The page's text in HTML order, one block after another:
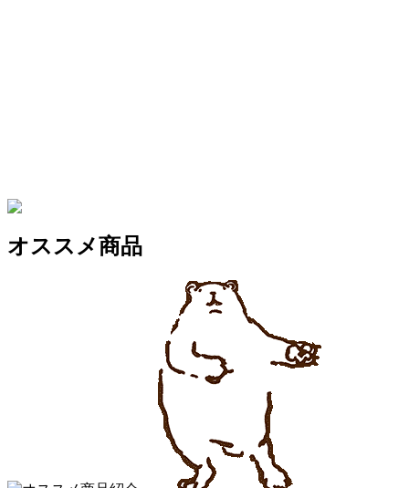
オススメ商品